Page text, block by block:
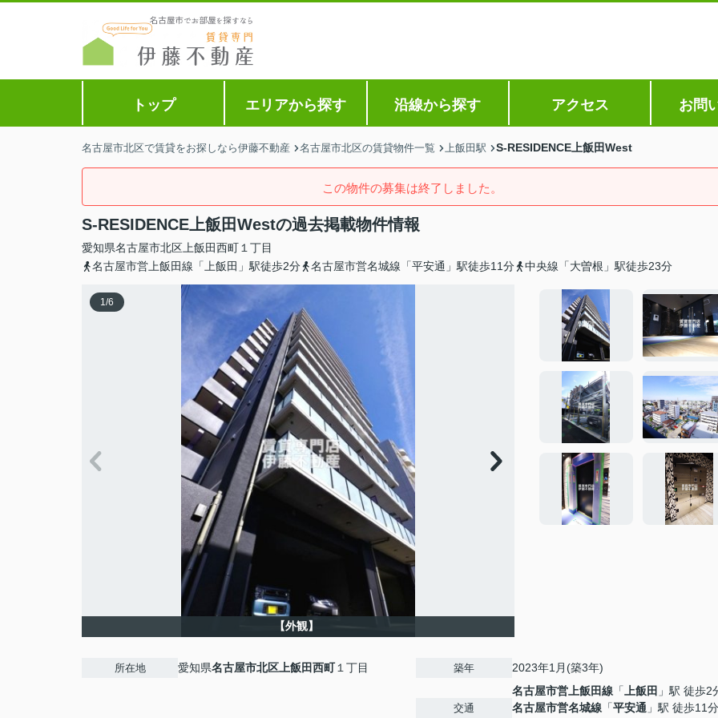
トップ エリアから探す 沿線から探す アクセス お問
名古屋市北区で賃貸をお探しなら伊藤不動産 名古屋市北区の賃貸物件一覧 上飯田駅 S-RESIDENCE上飯田West
この物件の募集は終了しました。
S-RESIDENCE上飯田Westの過去掲載物件情報
愛知県名古屋市北区 上飯田西町 １丁目
名古屋市営上飯田線「上飯田」駅徒歩2分
名古屋市営名城線「平安通」駅徒歩11分 中央線「大曽根」駅徒歩23分
1/6
【外観】
所在地 愛知県名古屋市北区 上飯田西町１丁目 築年 2023年1月(築3年)
交通
名古屋市営上飯田線 「 上飯田 」駅 徒歩2
名古屋市営名城線 「平安通 」駅 徒歩11分